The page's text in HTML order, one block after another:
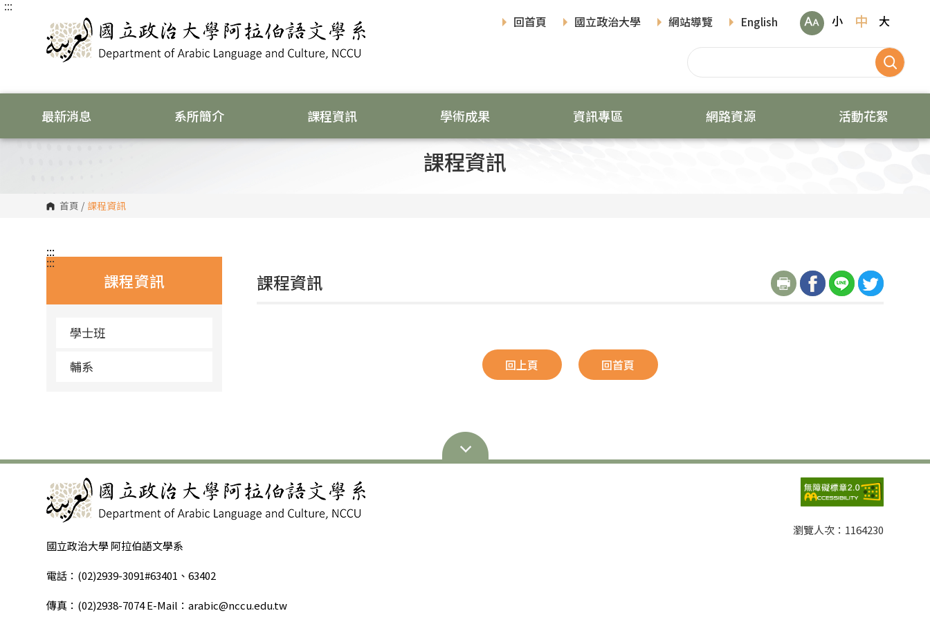
跳
:::
回首頁
國立政治大學 網站導覽 English 小 中 大
最新消息 系所簡介 課程資訊 學術成果 資訊專區 網路資源 活動花絮
課程資訊
首頁 / 課程資訊
:::
課程資訊
學士班
輔系
:::
課程資訊
回上頁 回首頁
國立政治大學 阿拉伯語文學系
電話：(02)2939-3091#63401、63402
傳真：(02)2938-7074 E-Mail：arabic@nccu.edu.tw
瀏覽人次： 1164230